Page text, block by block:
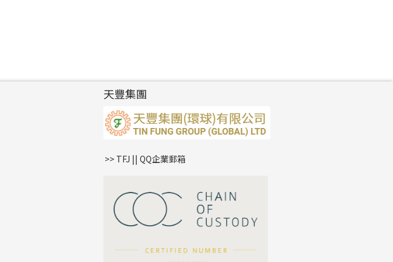
*你的名字
公司名稱
天豐集團
>> TFJ || QQ企業郵箱